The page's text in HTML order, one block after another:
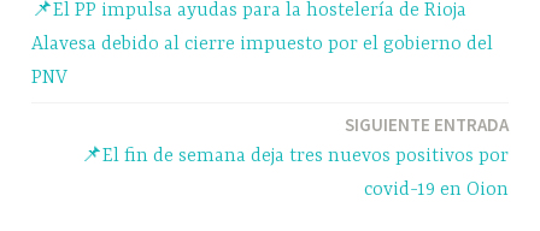
r
de
entradas
📌El PP impulsa ayudas para la hostelería de Rioja
Alavesa debido al cierre impuesto por el gobierno del
PNV
SIGUIENTE ENTRADA
📌El fin de semana deja tres nuevos positivos por
covid-19 en Oion